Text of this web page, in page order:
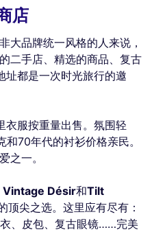
店
大品牌统一风格的人来说，
二手店、精选的商品、复古
都是一次时光旅行的邀
衣服按重量出售。氛围轻
70年代的衬衫价格亲民。
之一。
Vintage Désir和Tilt
顶尖之选。这里应有尽有：
、皮包、复古眼镜……完美